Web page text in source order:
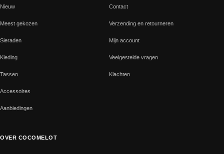
Nieuw
Meest gekozen
Sieraden
Kleding
Tassen
Accessoires
Aanbiedingen
Contact
Verzending en retourneren
Mijn account
Veelgestelde vragen
Klachten
OVER COCOMELOT